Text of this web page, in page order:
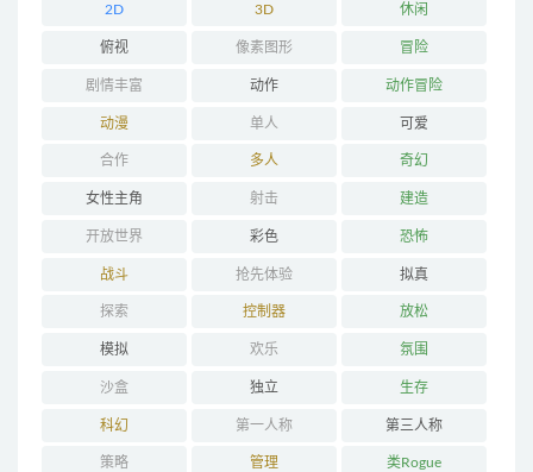
2D 3D 休闲
俯视 像素图形 冒险
剧情丰富 动作 动作冒险
动漫 单人 可爱
合作 多人 奇幻
女性主角 射击 建造
开放世界 彩色 恐怖
战斗 抢先体验 拟真
探索 控制器 放松
模拟 欢乐 氛围
沙盒 独立 生存
科幻 第一人称 第三人称
策略 管理 类Rogue